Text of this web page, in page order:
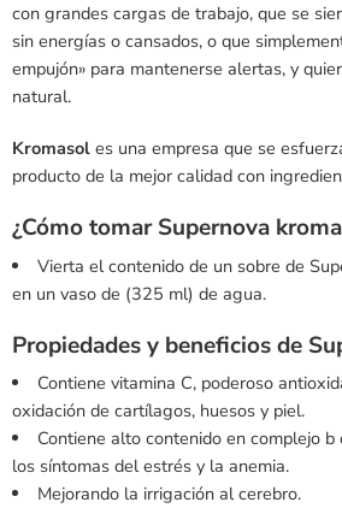
con grandes cargas de trabajo, que se
sin energías o cansados, o que
empujón» para mantenerse alertas, y
natural.
Kromasol es una empresa que se
producto de la mejor calidad con
¿Cómo tomar Supernova
Vierta el contenido de un sobre de
en un vaso de (325 ml) de agua.
Propiedades y beneficios de
Contiene vitamina C, poderoso
oxidación de cartílagos, huesos y piel.
Contiene alto contenido en complejo b
los síntomas del estrés y la anemia.
Mejorando la irrigación al cerebro.